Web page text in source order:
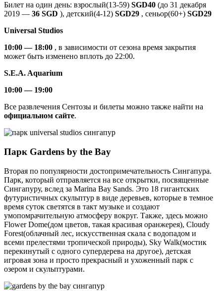
Билет на один день: взрослый(13-59) SGD40 (до 31 декабря
2019 — 36 SGD ), детский(4-12) SGD29 , сеньор(60+) SGD29
Universal Studios
10:00 — 18:00 , в зависимости от сезона время закрытия
может быть изменено вплоть до 22:00.
S.E.A. Aquarium
10:00 — 19:00
Все развлечения Сентозы и билеты можно также найти на
официальном сайте.
Парк Gardens by the Bay
Вторая по популярности достопримечательность Сингапура.
Парк, который отправляется на все открытки, посвященные
Сингапуру, вслед за Marina Bay Sands. Это 18 гигантских
футуристичных скульптур в виде деревьев, которые в темное
время суток светятся в такт музыке и создают
умопомрачительную атмосферу вокруг. Также, здесь можно
Flower Dome(дом цветов, такая красивая оранжерея), Cloudy
Forest(облачный лес, искусственная скала с водопадом и
всеми прелестями тропической природы), Sky Walk(мостик
перекинутый с одного супердерева на другое), детская
игровая зона и просто прекрасный и ухоженный парк с
озером и скульптурами.